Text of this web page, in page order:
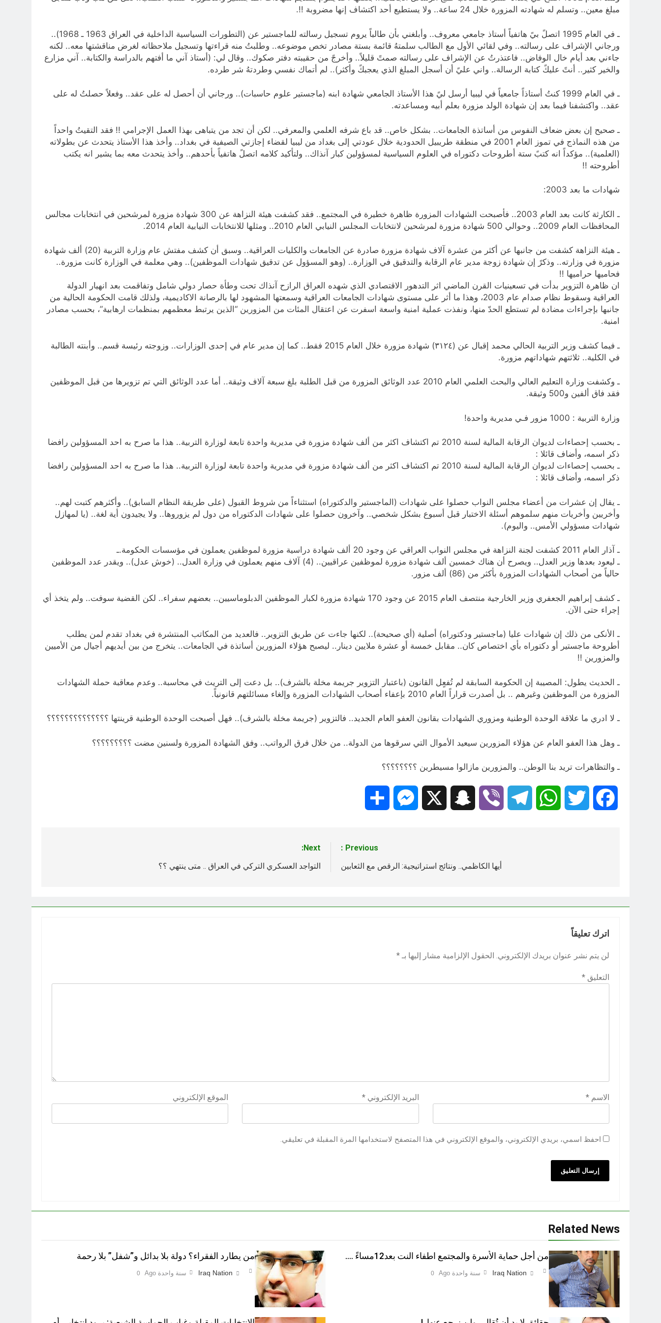
مبلغ معين.. وتسلم له شهادته المزورة خلال 24 ساعة.. ولا يستطيع أحد اكتشاف إنها مضروبة !!.
ـ في العام 1995 اتصلً بيً هاتفياً أستاذ جامعي معروف.. وأبلغني بأن طالباً يروم تسجيل رسالته للماجستير عن (التطورات السياسية الداخلية في العراق 1963 ـ 1968)..
ورجاني الإشراف على رسالته.. وفي لقائي الأول مع الطالب سلمتهُ قائمة بستة مصادر تخص موضوعه.. وطلبتُ منه قراءتها وتسجيل ملاحظاته لغرض مناقشتها معه.. لكنه
جاءني بعد أيام خال الوفاض.. فاعتذرتُ عن الإشراف على رسالته صمتً قليلاً.. وأخرجً من حقيبته دفتر صكوك.. وقال لي: (أستاذ آني ما أفتهم بالدراسة والكتابة.. آني مزارع
والخير كثير.. أنتً عليكً كتابة الرسالة.. واني عليً أن أسجل المبلغ الذي يعجبكً وأكثر).. لم أتماك نفسي وطردتهُ شر طرده.
ـ في العام 1999 كنتُ أستاذاً جامعياً في ليبيا أرسل ليً هذا الأستاذ الجامعي شهادة ابنه (ماجستير علوم حاسبات).. ورجاني أن أحصل له على عقد.. وفعلاً حصلتُ له على
عقد.. واكتشفنا فيما بعد إن شهادة الولد مزورة بعلم أبيه ومساعدته.
ـ صحيح إن بعض ضعاف النفوس من أساتذة الجامعات.. بشكل خاص.. قد باع شرفه العلمي والمعرفي.. لكن أن تجد من يتباهى بهذا العمل الإجرامي !! فقد التقيتُ واحداً
من هذه النماذج في تموز العام 2001 في منطقة طريبيل الحدودية خلال عودتي إلى بغداد من ليبيا لقضاء إجازتي الصيفية في بغداد.. وأخذ هذا الأستاذ يتحدث عن بطولاته
(العلمية).. مؤكداً انه كتبً ستة أطروحات دكتوراه في العلوم السياسية لمسؤولين كبار آنذاك.. ولتأكيد كلامه اتصلً هاتفياً بأحدهم.. وأخذ يتحدث معه بما يشير انه يكتب
أطروحته !!
شهادات ما بعد 2003:
ـ الكارثة كانت بعد العام 2003.. فأصبحت الشهادات المزورة ظاهرة خطيرة في المجتمع.. فقد كشفت هيئة النزاهة عن 300 شهادة مزورة لمرشحين في انتخابات مجالس
المحافظات العام 2009.. وحوالي 500 شهادة مزورة لمرشحين لانتخابات المجلس النيابي العام 2010.. ومثلها للانتخابات النيابية العام 2014.
ـ هيئة النزاهة كشفت من جانبها عن أكثر من عشرة آلاف شهادة مزورة صادرة عن الجامعات والكليات العراقية.. وسبق أن كشف مفتش عام وزارة التربية (20) ألف شهادة
مزورة في وزارته.. وذكرً إن شهادة زوجة مدير عام الرقابة والتدقيق في الوزارة.. (وهو المسؤول عن تدقيق شهادات الموظفين).. وهي معلمة في الوزارة كانت مزورة..
فحاميها حراميها !!
ان ظاهرة التزوير بدأت في تسعينيات القرن الماضي اثر التدهور الاقتصادي الذي شهده العراق الرازح آنذاك تحت وطأة حصار دولي شامل وتفاقمت بعد انهيار الدولة
العراقية وسقوط نظام صدام عام 2003، وهذا ما أثر على مستوى شهادات الجامعات العراقية وسمعتها المشهود لها بالرصانة الاكاديمية، ولذلك قامت الحكومة الحالية من
جانبها بإجراءات مضادة لم تستطع الحدّ منها، ونفذت عملية امنية واسعة اسفرت عن اعتقال المئات من المزورين “الذين يرتبط معظمهم بمنظمات ارهابية”، بحسب مصادر
امنية.
ـ فيما كشف وزير التربية الحالي محمد إقبال عن (٣١٢٤) شهادة مزورة خلال العام 2015 فقط.. كما إن مدير عام في إحدى الوزارات.. وزوجته رئيسة قسم.. وأبنته الطالبة
في الكلية.. ثلاثتهم شهاداتهم مزورة.
ـ وكشفت وزارة التعليم العالي والبحث العلمي العام 2010 عدد الوثائق المزورة من قبل الطلبة بلغ سبعة آلاف وثيقة.. أما عدد الوثائق التي تم تزويرها من قبل الموظفين
فقد فاق ألفين و500 وثيقة.
وزارة التربية : 1000 مزور فـي مديرية واحدة!
ـ بحسب إحصاءات لديوان الرقابة المالية لسنة 2010 تم اكتشاف اكثر من ألف شهادة مزورة في مديرية واحدة تابعة لوزارة التربية.. هذا ما صرح به احد المسؤولين رافضا
ذكر اسمه، وأضاف قائلا :
ـ بحسب إحصاءات لديوان الرقابة المالية لسنة 2010 تم اكتشاف اكثر من ألف شهادة مزورة في مديرية واحدة تابعة لوزارة التربية.. هذا ما صرح به احد المسؤولين رافضا
ذكر اسمه، وأضاف قائلا :
ـ يقال إن عشرات من أعضاء مجلس النواب حصلوا على شهادات (الماجستير والدكتوراه) استثناءاً من شروط القبول (على طريقة النظام السابق).. وأكثرهم كتبت لهم..
وأخريين وأخريات منهم سلموهم أسئلة الاختبار قبل أسبوع بشكل شخصي.. وآخرون حصلوا على شهادات الدكتوراه من دول لم يزوروها.. ولا يجيدون أية لغة.. (يا لمهازل
شهادات مسؤولي الأمس.. واليوم).
ـ آذار العام 2011 كشفت لجنة النزاهة في مجلس النواب العراقي عن وجود 20 ألف شهادة دراسية مزورة لموظفين يعملون في مؤسسات الحكومة.ـ
ـ ليعود بعدها وزير العدل.. ويصرح أن هناك خمسين ألف شهادة مزورة لموظفين عراقيين.. (4) آلاف منهم يعملون في وزارة العدل.. (خوش عدل).. ويقدر عدد الموظفين
حالياً من أصحاب الشهادات المزورة بأكثر من (86) ألف مزور.
ـ كشف إبراهيم الجعفري وزير الخارجية منتصف العام 2015 عن وجود 170 شهادة مزورة لكبار الموظفين الدبلوماسيين.. بعضهم سفراء.. لكن القضية سوفت.. ولم يتخذ أي
إجراء حتى الآن.
ـ الأنكى من ذلك إن شهادات عليا (ماجستير ودكتوراه) أصلية (أي صحيحة).. لكنها جاءت عن طريق التزوير.. فالعديد من المكاتب المنتشرة في بغداد تقدم لمن يطلب
أطروحة ماجستير أو دكتوراه بأي اختصاص كان.. مقابل خمسة أو عشرة ملايين دينار.. ليصبح هؤلاء المزورين أساتذة في الجامعات.. يتخرج من بين أيديهم أجيال من الأميين
والمزورين !!
ـ الحديث يطول: المصيبة إن الحكومة السابقة لم تُفعٍل القانون (باعتبار التزوير جريمة مخلة بالشرف).. بل دعت إلى التريث في محاسبة.. وعدم معاقبة حملة الشهادات
المزورة من الموظفين وغيرهم .. بل أصدرت قراراً العام 2010 بإعفاء أصحاب الشهادات المزورة وإلغاء مسائلتهم قانونياً.
ـ لا ادري ما علاقة الوحدة الوطنية ومزوري الشهادات بقانون العفو العام الجديد.. فالتزوير (جريمة مخلة بالشرف).. فهل أصبحت الوحدة الوطنية قرينتها ؟؟؟؟؟؟؟؟؟؟؟؟؟؟
ـ وهل هذا العفو العام عن هؤلاء المزورين سيعيد الأموال التي سرقوها من الدولة.. من خلال فرق الرواتب.. وفق الشهادة المزورة ولسنين مضت ؟؟؟؟؟؟؟؟؟
ـ والتظاهرات تريد بنا الوطن.. والمزورين مازالوا مسيطرين ؟؟؟؟؟؟؟؟
Facebook
Twitter
WhatsApp
Telegram
Viber
Snapchat
Messenger
Previous:
أيها الكاظمي.. ونتائج استراتيجية: الرقص مع الثعابين
Next:
التواجد العسكري التركي في العراق .. متى ينتهي ؟؟
اترك تعليقاً
لن يتم نشر عنوان بريدك الإلكتروني. الحقول الإلزامية مشار إليها بـ *
التعليق *
الاسم * البريد الإلكتروني* الموقع الإلكتروني
احفظ اسمي، بريدي الإلكتروني، والموقع الإلكتروني في هذا المتصفح لاستخدامها المرة المقبلة في تعليقي.
Related News
من أجل حماية الأسرة والمجتمع اطفاء النت بعد12مساءً ….
Iraq Nation سنة واحدة Ago 0
من يطارد الفقراء؟ دولة بلا بدائل و”شفل” بلا رحمة
Iraq Nation سنة واحدة Ago 0